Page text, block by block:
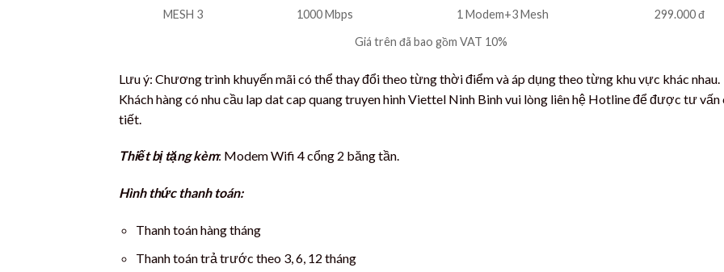
MESH 3
1000 Mbps 1 Modem+3 Mesh
299.000 đ
Giá trên đã bao gồm VAT 10%
Lưu ý: Chương trình khuyến mãi có thể thay đổi theo từng thời điểm và áp dụng theo từng khu vực khác nhau.
Khách hàng có nhu cầu lap dat cap quang truyen hinh Viettel Ninh Binh vui lòng liên hệ Hotline để được tư vấn
tiết.
Thiết bị tặng kèm: Modem Wifi 4 cổng 2 băng tần.
Hình thức thanh toán:
Thanh toán hàng tháng
Thanh toán trả trước theo 3, 6, 12 tháng